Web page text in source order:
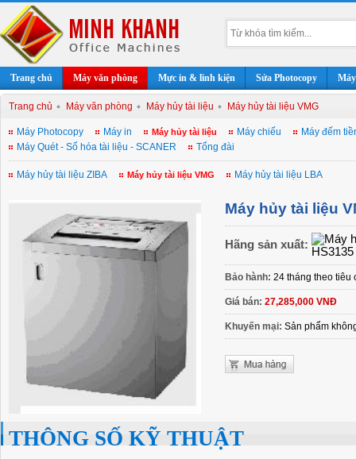
Trang chủ Máy văn phòng Mực in & linh kiện Sửa Photocopy
Trang chủ Máy văn phòng Máy hủy tài liệu Máy hủy tài liệu VMG
Máy Photocopy Máy in Máy hủy tài liệu Máy chiếu
Máy đếm
Máy Quét - Số hóa tài liệu - SCANER
Tổng đài
Máy hủy tài liệu ZIBA Máy hủy tài liệu VMG Máy hủy tài liệu LBA
Máy hủy tài liệu
Hãng sản xuất:
Bảo hành: 24 tháng theo tiêu
Giá bán: 27,285,000 VNĐ
Khuyến mại: Sản phẩm
THÔNG SỐ KỸ THUẬT